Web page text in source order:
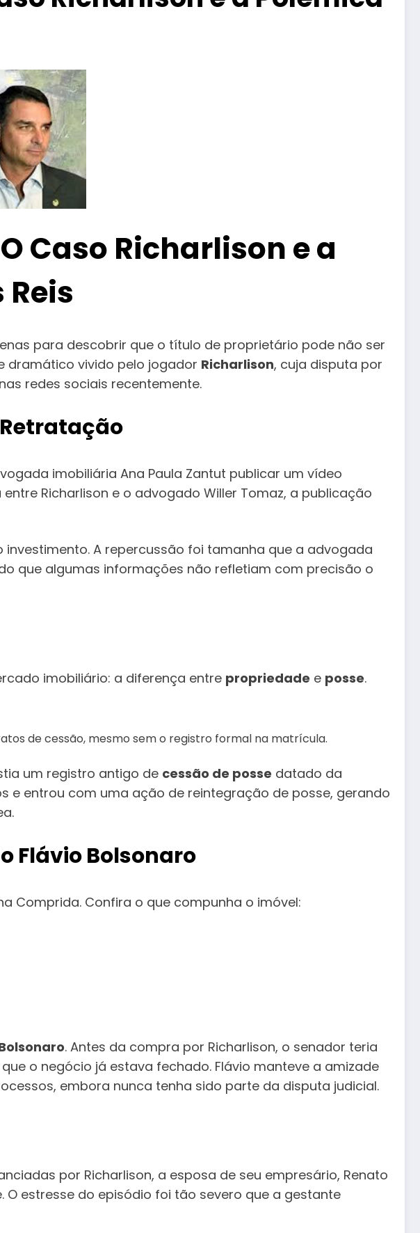
Caso Richarlison e a
para descobrir que o título de proprietário pode não ser
dramático vivido pelo jogador Richarlison, cuja disputa por
redes sociais recentemente.
imobiliária Ana Paula Zantut publicar um vídeo
Richarlison e o advogado Willer Tomaz, a publicação
A repercussão foi tamanha que a advogada
que algumas informações não refletiam com precisão o
imobiliário: a diferença entre propriedade e posse.
de cessão, mesmo sem o registro formal na matrícula.
um registro antigo de cessão de posse datado da
e entrou com uma ação de reintegração de posse, gerando
Flávio Bolsonaro
Comprida. Confira o que compunha o imóvel:
. Antes da compra por Richarlison, o senador teria
o negócio já estava fechado. Flávio manteve a amizade
embora nunca tenha sido parte da disputa judicial.
por Richarlison, a esposa de seu empresário, Renato
estresse do episódio foi tão severo que a gestante